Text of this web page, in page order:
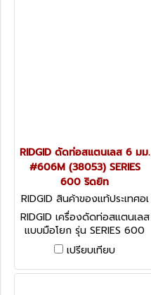
RIDGID ดัดท่อสแตนเลส 6 มม.
#606M (38053) SERIES
600 ริดยิท
RIDGID สินค้าของแท้ประเทศอเ
มริกา 38053
RIDGID เครื่องดัดท่อสแตนเลส
แบบมือโยก รุ่น SERIES 600
TUBE BENDER ถูกออกแบบมา
เพื่อใช้สำหรับดัดท่อสแตนเลส,
ไททาเนียม และท่อชนิดต่างๆ
เปรียบเทียบ